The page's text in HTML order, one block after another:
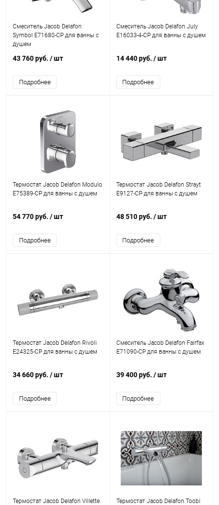
Смеситель Jacob Delafon
Symbol E71680-CP для ванны с
душем
43 760 руб. / шт
Подробнее
Смеситель Jacob Delafon July
E16033-4-CP для ванны с душем
14 440 руб. / шт
Подробнее
Термостат Jacob Delafon Modulo
E75389-CP для ванны с душем
54 770 руб. / шт
Подробнее
Термостат Jacob Delafon Strayt
E9127-CP для ванны с душем
48 510 руб. / шт
Подробнее
Термостат Jacob Delafon Rivoli
E24325-CP для ванны с душем
34 660 руб. / шт
Подробнее
Смеситель Jacob Delafon Fairfax
E71090-CP для ванны с душем
39 400 руб. / шт
Подробнее
Термостат Jacob Delafon Villette
Термостат Jacob Delafon Toobi